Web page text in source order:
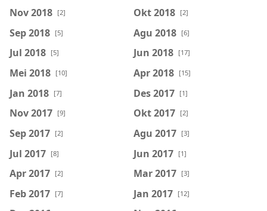
Nov 2018 [2] Okt 2018 [2]
Sep 2018 [5] Agu 2018 [6]
Jul 2018 [5] Jun 2018 [17]
Mei 2018 [10] Apr 2018 [15]
Jan 2018 [7] Des 2017 [1]
Nov 2017 [9] Okt 2017 [2]
Sep 2017 [2] Agu 2017 [3]
Jul 2017 [8] Jun 2017 [1]
Apr 2017 [2] Mar 2017 [3]
Feb 2017 [7] Jan 2017 [12]